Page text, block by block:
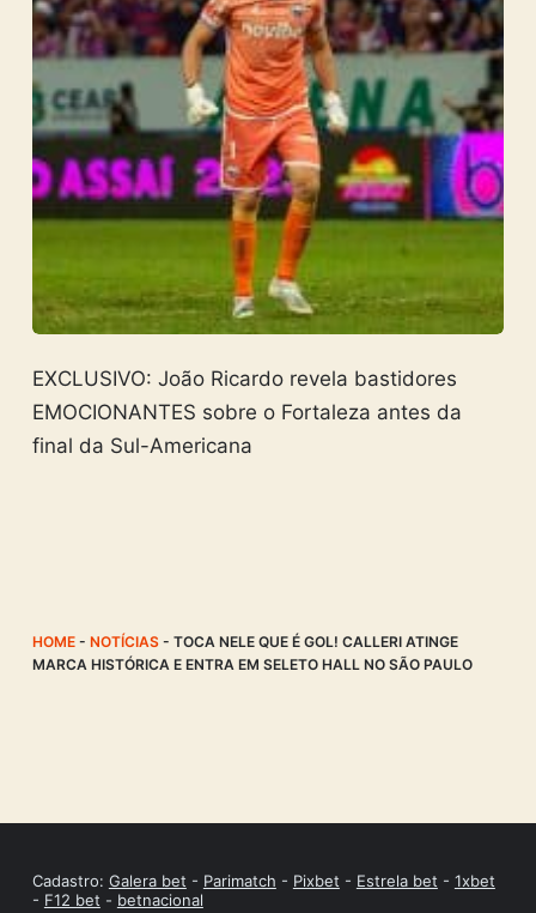
EXCLUSIVO: João Ricardo revela bastidores
EMOCIONANTES sobre o Fortaleza antes da
final da Sul-Americana
HOME- NOTÍCIAS- TOCA NELE QUE É GOL! CALLERI ATINGE
MARCA HISTÓRICA E ENTRA EM SELETO HALL NO SÃO PAULO
Cadastro: Galera bet - Parimatch - Pixbet - Estrela bet - 1xbet
- F12 bet - betnacional